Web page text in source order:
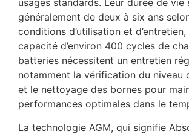
usages standards. Leur durée de vie
généralement de deux à six ans
conditions d’utilisation et
capacité d’environ 400 cycles de
batteries nécessitent un entretien
notamment la vérification du niveau
et le nettoyage des bornes pour
performances optimales dans le
La technologie AGM, qui signifie